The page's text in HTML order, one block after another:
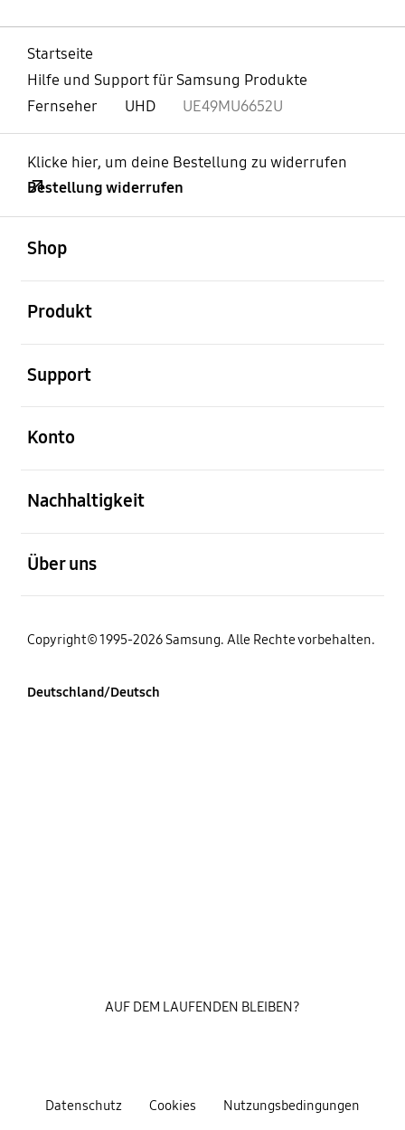
Startseite
Hilfe und Support für Samsung Produkte
Fernseher
UHD UE49MU6652U
Klicke hier, um deine Bestellung zu widerrufen
Bestellung widerrufen
Shop
Produkt
Support
Konto
Nachhaltigkeit
Über uns
Copyright© 1995-2026 Samsung. Alle Rechte vorbehalten.
Deutschland/Deutsch
Datenschutz Cookies Nutzungsbedingungen
AUF DEM LAUFENDEN BLEIBEN?